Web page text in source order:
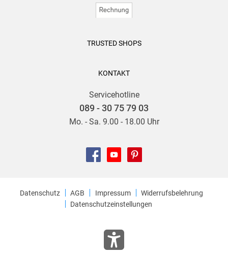
TRUSTED SHOPS
KONTAKT
Servicehotline
089 - 30 75 79 03
Mo. - Sa. 9.00 - 18.00 Uhr
Datenschutz AGB Impressum
Widerrufsbelehrung
Datenschutzeinstellungen